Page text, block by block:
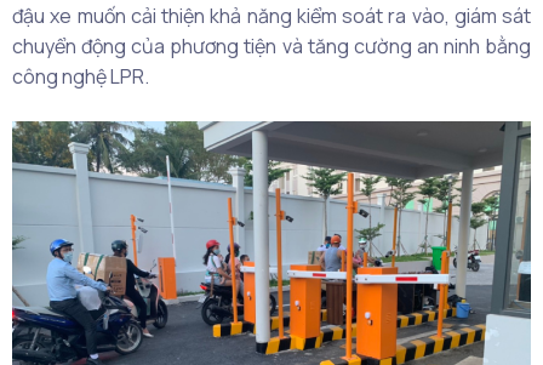
đậu xe muốn cải thiện khả năng kiểm soát ra vào, giám sát
chuyển động của phương tiện và tăng cường an ninh bằng
công nghệ LPR.